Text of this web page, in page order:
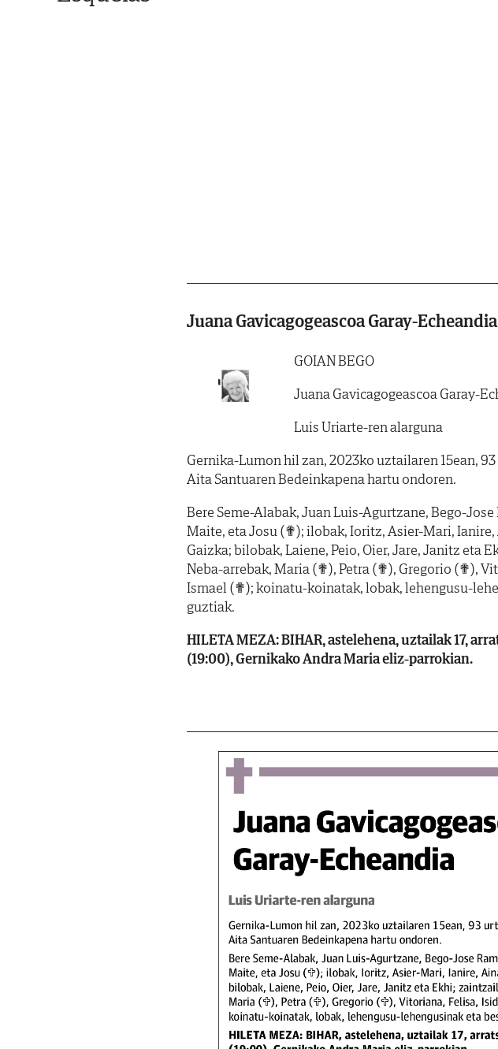
Juana Gavicagogeascoa Garay-Echeandia
GOIAN BEGO
Juana Gavicagogeascoa Garay-
Luis Uriarte-ren alarguna
Gernika-Lumon hil zan, 2023ko uztailaren 15ean,
Aita Santuaren Bedeinkapena hartu ondoren.
Bere Seme-Alabak, Juan Luis-Agurtzane, Bego-
Maite, eta Josu (✟); ilobak, Ioritz, Asier-Mari,
Gaizka; bilobak, Laiene, Peio, Oier, Jare, Janitz eta
Neba-arrebak, Maria (✟), Petra (✟), Gregorio (✟),
Ismael (✟); koinatu-koinatak, lobak, lehengusu-
guztiak.
HILETA MEZA: BIHAR, astelehena, uztailak 17,
(19:00), Gernikako Andra Maria eliz-parrokian.